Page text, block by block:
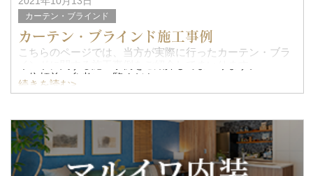
カーテン・ブラインド
カーテン・ブラインド施工事例
こちらのページでは、当方が実際に行ったカーテン・ブラ
ご依頼前の参考にご覧ください。
続きを読む>